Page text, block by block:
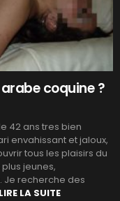
coquine ?
42 ans tres bien
envahissant et jaloux,
tous les plaisirs du
jeunes,
Je recherche des
LIRE LA SUITE